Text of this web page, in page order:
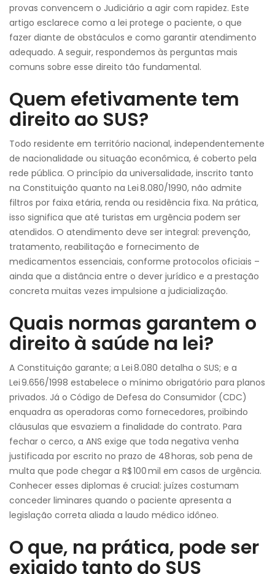
provas convencem o Judiciário a agir com rapidez. Este
artigo esclarece como a lei protege o paciente, o que
fazer diante de obstáculos e como garantir atendimento
adequado. A seguir, respondemos às perguntas mais
comuns sobre esse direito tão fundamental.
Quem efetivamente tem
direito ao SUS?
Todo residente em território nacional, independentemente
de nacionalidade ou situação econômica, é coberto pela
rede pública. O princípio da universalidade, inscrito tanto
na Constituição quanto na Lei 8.080/1990, não admite
filtros por faixa etária, renda ou residência fixa. Na prática,
isso significa que até turistas em urgência podem ser
atendidos. O atendimento deve ser integral: prevenção,
tratamento, reabilitação e fornecimento de
medicamentos essenciais, conforme protocolos oficiais –
ainda que a distância entre o dever jurídico e a prestação
concreta muitas vezes impulsione a judicialização.
Quais normas garantem o
direito à saúde na lei?
A Constituição garante; a Lei 8.080 detalha o SUS; e a
Lei 9.656/1998 estabelece o mínimo obrigatório para planos
privados. Já o Código de Defesa do Consumidor (CDC)
enquadra as operadoras como fornecedores, proibindo
cláusulas que esvaziem a finalidade do contrato. Para
fechar o cerco, a ANS exige que toda negativa venha
justificada por escrito no prazo de 48 horas, sob pena de
multa que pode chegar a R$ 100 mil em casos de urgência.
Conhecer esses diplomas é crucial: juízes costumam
conceder liminares quando o paciente apresenta a
legislação correta aliada a laudo médico idôneo.
O que, na prática, pode ser
exigido tanto do SUS